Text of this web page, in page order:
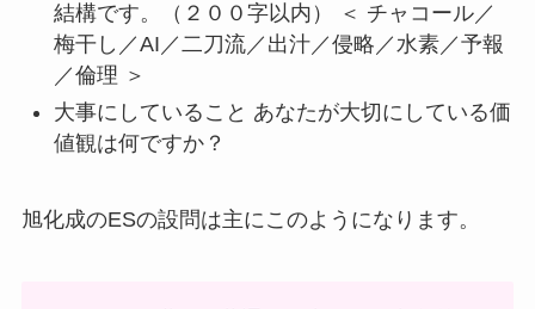
結構です。（２００字以内） ＜ チャコール／
梅干し／AI／二刀流／出汁／侵略／水素／予報
／倫理 ＞
大事にしていること あなたが大切にしている価
値観は何ですか？
旭化成のESの設問は主にこのようになります。